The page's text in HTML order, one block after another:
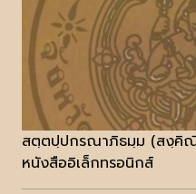
สตฺตปฺปกรณาภิธมฺม (สงฺคิ
หนังสืออิเล็กทรอนิกส์